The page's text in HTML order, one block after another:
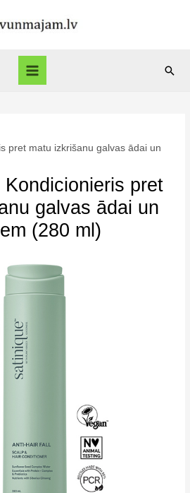
Main
pret matu izkrišanu galvas ādai un
pret
galvas ādai un
(280 ml)